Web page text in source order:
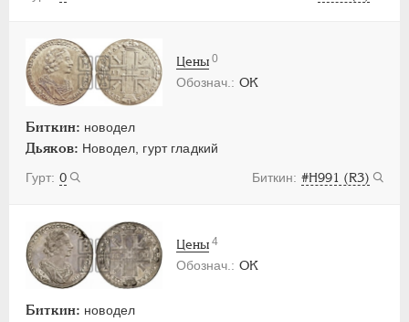
OK
Биткин: новодел
Дьяков: Новодел, гурт гладкий
0
#H991 (R3)
Цены 0
OK
Биткин: новодел
Цены 4